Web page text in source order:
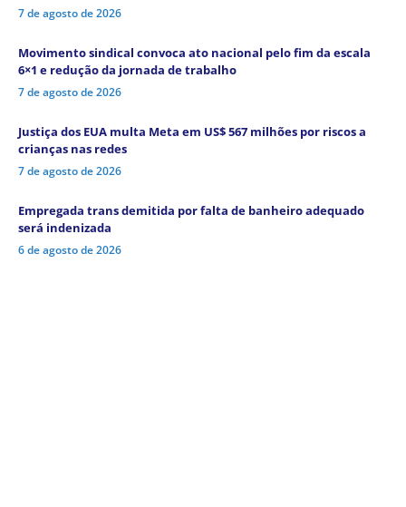
7 de agosto de 2026
Movimento sindical convoca ato nacional pelo fim da escala
6×1 e redução da jornada de trabalho
7 de agosto de 2026
Justiça dos EUA multa Meta em US$ 567 milhões por riscos a
crianças nas redes
7 de agosto de 2026
Empregada trans demitida por falta de banheiro adequado
será indenizada
6 de agosto de 2026